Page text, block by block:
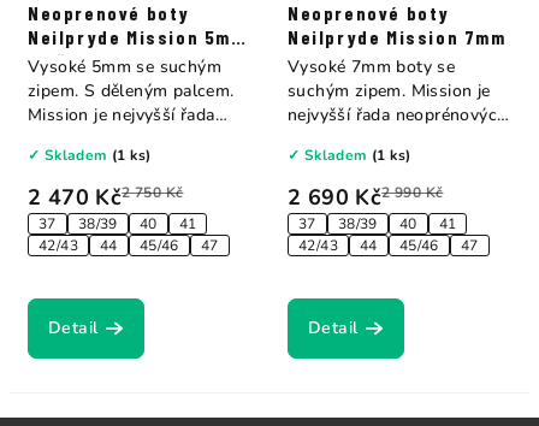
Neoprenové boty
Neilpryde Mission 5mm
s děleným palcem
2 470 Kč2 750 Kč
37 38/39 40
41
42/43
44 45/46 47
✓ Skladem (1 ks)
Detail
Vysoké 5mm se suchým
zipem. S děleným palcem.
Mission je nejvyšší řada
Neoprenové boty
Neilpryde Mission 7mm
2 690 Kč2 990 Kč
37 38/39 40
41
42/43
44 45/46 47
✓ Skladem (1 ks)
Detail
Vysoké 7mm boty se
suchým zipem. Mission je
nejvyšší řada neoprénových